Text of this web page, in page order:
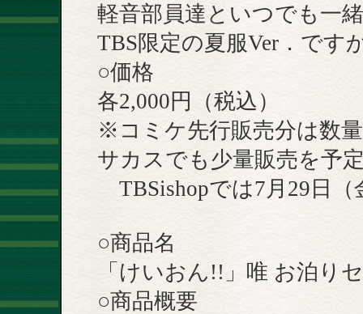
軽音部員達といつでも一
TBS限定の夏服Ver．です
○価格
各2,000円（税込）
※コミケ先行販売分は数
サカスでも少量販売を予
TBSishopでは7月29日
○商品名
「けいおん!!」唯 お泊り
○商品概要